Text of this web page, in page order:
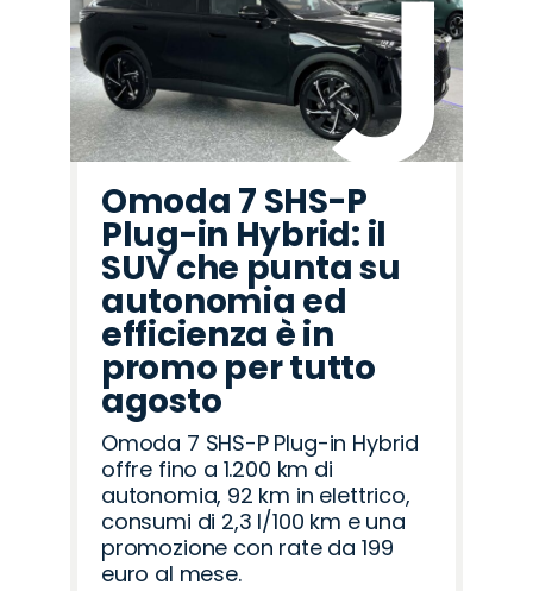
Omoda 7 SHS-P
Plug-in Hybrid: il
SUV che punta su
autonomia ed
efficienza è in
promo per tutto
agosto
Omoda 7 SHS-P Plug-in Hybrid
offre fino a 1.200 km di
autonomia, 92 km in elettrico,
consumi di 2,3 l/100 km e una
promozione con rate da 199
euro al mese.